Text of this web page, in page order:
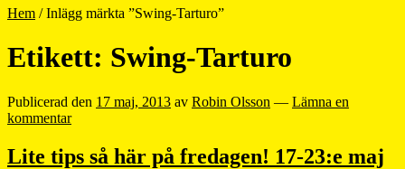
Hem /Inlägg märkta ”Swing-Tarturo”
Etikett: Swing-Tarturo
Publicerad den 17 maj, 2013 av Robin Olsson — Lämna en
kommentar
Lite tips så här på fredagen! 17-23:e maj